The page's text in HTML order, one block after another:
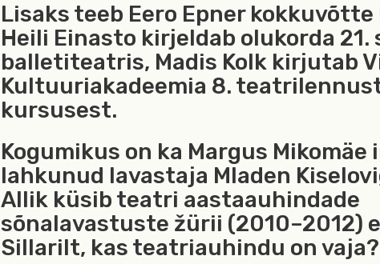
Lisaks teeb Eero Epner
Heili Einasto kirjeldab olukorda 21.
balletiteatris, Madis Kolk kirjutab
Kultuuriakadeemia 8.
kursusest.
Kogumikus on ka Margus
lahkunud lavastaja Mladen
Allik küsib teatri aastaauhindade
sõnalavastuste žürii (2010–2012)
Sillarilt, kas teatriauhindu on vaja?